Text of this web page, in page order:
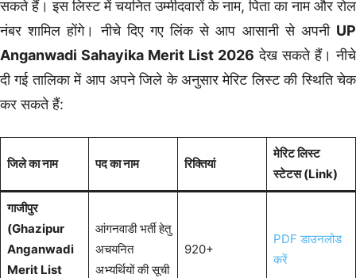
सकते हैं। इस लिस्ट में चयनित उम्मीदवारों के नाम, पिता का नाम और रोल
नंबर शामिल होंगे। नीचे दिए गए लिंक से आप आसानी से अपनी UP
Anganwadi Sahayika Merit List 2026 देख सकते हैं। नीचे
दी गई तालिका में आप अपने जिले के अनुसार मेरिट लिस्ट की स्थिति चेक
कर सकते हैं:
जिले का नाम पद का नाम रिक्तियां
मेरिट लिस्ट
स्टेटस (Link)
गाजीपुर
(Ghazipur
Anganwadi
Merit List
आंगनवाडी भर्ती हेतु
अचयनित
अभ्यर्थियों की सूची
920+
PDF डाउनलोड
करें